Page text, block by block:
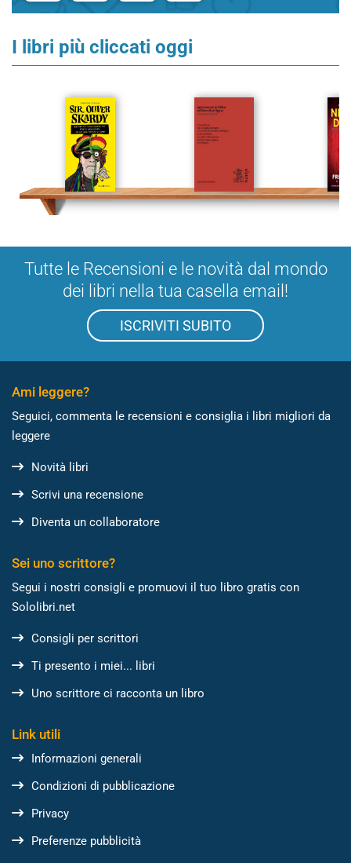
I libri più cliccati oggi
Tutte le Recensioni e le novità dal mondo
dei libri nella tua casella email!
ISCRIVITI SUBITO
Ami leggere?
Seguici, commenta le recensioni e consiglia i libri migliori da
leggere
Novità libri
Scrivi una recensione
Diventa un collaboratore
Sei uno scrittore?
Segui i nostri consigli e promuovi il tuo libro gratis con
Sololibri.net
Consigli per scrittori
Ti presento i miei... libri
Uno scrittore ci racconta un libro
Link utili
Informazioni generali
Condizioni di pubblicazione
Privacy
Preferenze pubblicità